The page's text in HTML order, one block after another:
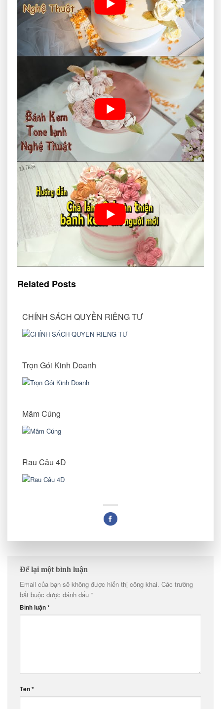
Related Posts
CHÍNH SÁCH QUYỀN RIÊNG TƯ
Trọn Gói Kinh Doanh
Mâm Cúng
Rau Câu 4D
Để lại một bình luận
Email của bạn sẽ không được hiển thị công khai. Các trường
bắt buộc được đánh dấu *
Bình luận*
Tên*